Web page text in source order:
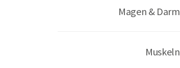
Magen & Darm
Muskeln